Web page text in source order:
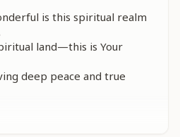
is this spiritual realm
land—this is Your
deep peace and true